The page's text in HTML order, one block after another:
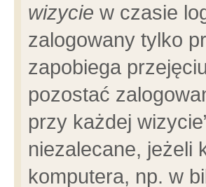
wizycie w czasie
zalogowany tylko
zapobiega
pozostać
przy każdej
niezalecane, jeżeli
komputera, np. w